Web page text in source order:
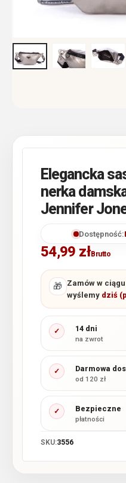
Elegancka
nerka
Jennifer
Dostępność:
54,99 złBrutto
🎁 Zamów w ciągu
wyślemy dziś
✓ 14 dni
na zwrot
✓ Darmowa
od 120 zł
✓ Bezpieczne
płatności
SKU:3556